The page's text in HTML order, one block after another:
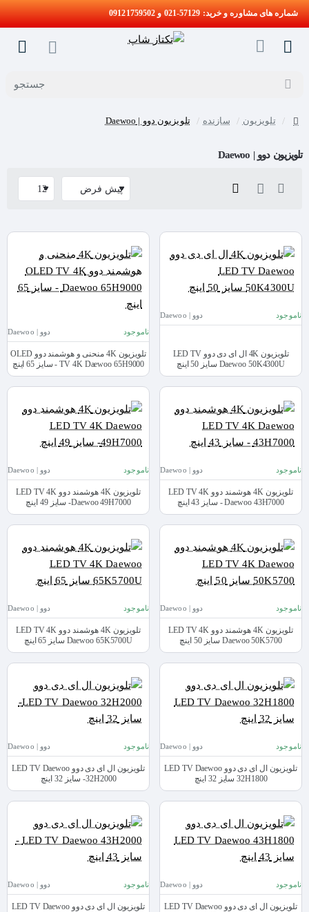
شماره های مشاوره و خرید: 57129-021 و 09121759502
جستجو
تلویزیون سازنده تلویزیون دوو | Daewoo
تلویزیون دوو | Daewoo
ناموجود دوو | Daewoo
تلویزیون 4K ال ای دی دوو LED TV
Daewoo 50K4300U سایز 50 اینچ
ناموجود دوو | Daewoo
تلویزیون 4K منحنی و هوشمند دوو OLED
TV 4K Daewoo 65H9000 - سایز 65 اینچ
ناموجود دوو | Daewoo
تلویزیون 4K هوشمند دوو LED TV 4K
Daewoo 43H7000 - سایز 43 اینچ
ناموجود دوو | Daewoo
تلویزیون 4K هوشمند دوو LED TV 4K
Daewoo 49H7000- سایز 49 اینچ
ناموجود دوو | Daewoo
تلویزیون 4K هوشمند دوو LED TV 4K
Daewoo 50K5700 سایز 50 اینچ
ناموجود دوو | Daewoo
تلویزیون 4K هوشمند دوو LED TV 4K
Daewoo 65K5700U سایز 65 اینچ
ناموجود دوو | Daewoo
تلویزیون ال ای دی دوو LED TV Daewoo
32H1800 سایز 32 اینچ
ناموجود دوو | Daewoo
تلویزیون ال ای دی دوو LED TV Daewoo
32H2000- سایز 32 اینچ
ناموجود دوو | Daewoo
تلویزیون ال ای دی دوو LED TV Daewoo
ناموجود دوو | Daewoo
تلویزیون ال ای دی دوو LED TV Daewoo